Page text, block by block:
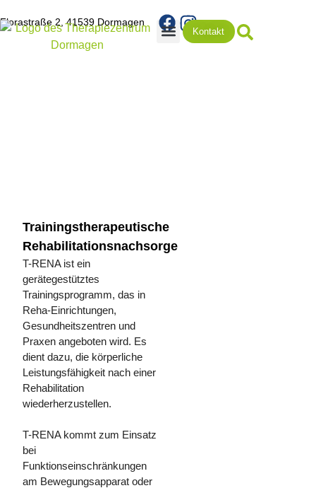
Florastraße 2, 41539 Dormagen
Kontakt
Trainingstherapeutische
Rehabilitationsnachsorge
T-RENA ist ein
gerätegestütztes
Trainingsprogramm, das in
Reha-Einrichtungen,
Gesundheitszentren und
Praxen angeboten wird. Es
dient dazu, die körperliche
Leistungsfähigkeit nach einer
Rehabilitation
wiederherzustellen.
T-RENA kommt zum Einsatz
bei
Funktionseinschränkungen
am Bewegungsapparat oder